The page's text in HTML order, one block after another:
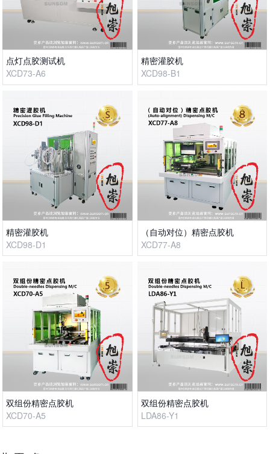
点灯点胶测试机
XCD73-A6
精密灌胶机
XCD98-B1
精密灌胶机
XCD98-D1
（自动对位）精密点胶机
XCD77-A8
双组份精密点胶机
XCD70-A5
双组份精密点胶机
LDA86-Y1